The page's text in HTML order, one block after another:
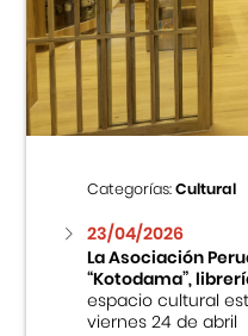
Categorías:Cultural
23/04/2026
La Asociación
“Kotodama”,
espacio cultural
viernes 24 de abril